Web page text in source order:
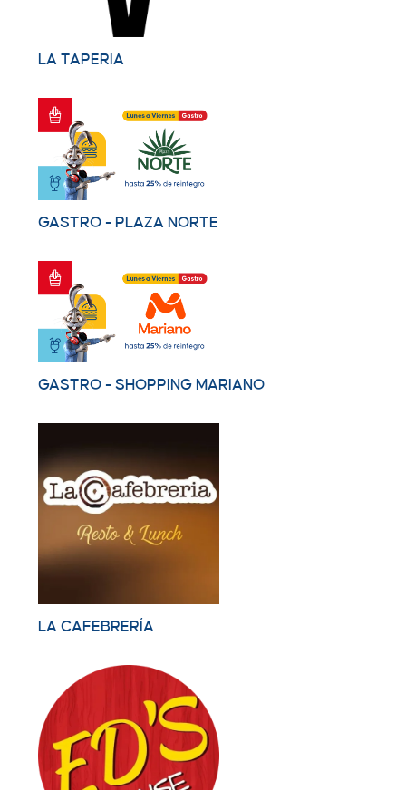
LA TAPERIA
GASTRO - PLAZA NORTE
GASTRO - SHOPPING MARIANO
LA CAFEBRERÍA